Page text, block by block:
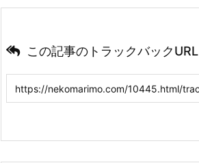
この記事のトラックバックURL